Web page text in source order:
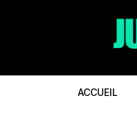
ACCUEIL